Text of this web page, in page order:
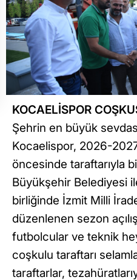
KOCAELİSPOR
Şehrin en büyük
Kocaelispor, 2026-
öncesinde taraftarıyla
Büyükşehir Belediyesi
birliğinde İzmit Milli
düzenlenen sezon
futbolcular ve teknik
coşkulu taraftarı
taraftarlar,